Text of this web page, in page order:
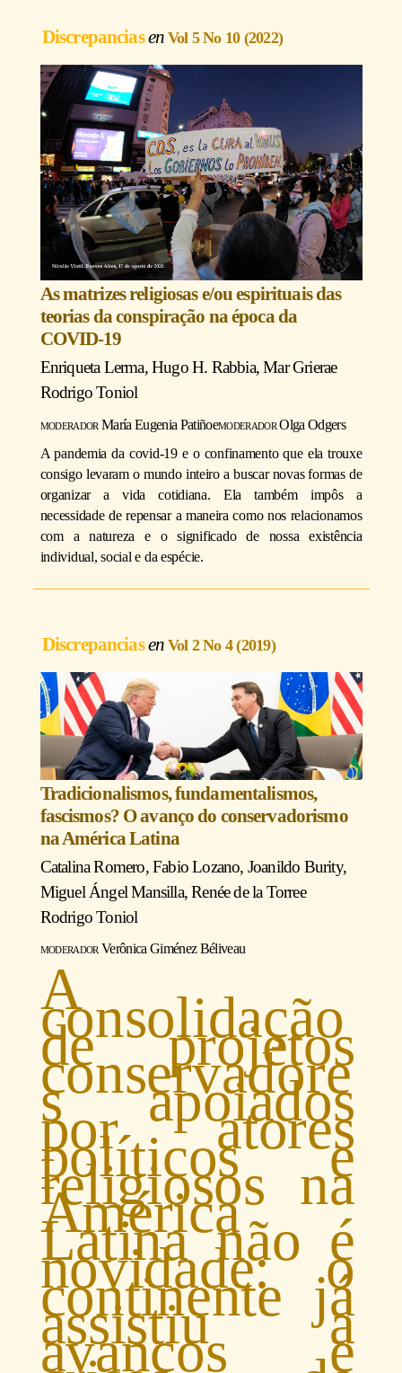
Discrepancias Vol 5 No 10 (2022)
As matrizes religiosas e/ou espirituais das
teorias da conspiração na época da
COVID-19
Enriqueta Lerma,Hugo H. Rabbia,Mar Grierae
Rodrigo Toniol
moderador María Eugenia PatiñoemoderadorOlga Odgers
A pandemia da covid-19 e o confinamento que ela trouxe
consigo levaram o mundo inteiro a buscar novas formas de
organizar a vida cotidiana. Ela também impôs a
necessidade de repensar a maneira como nos relacionamos
com a natureza e o significado de nossa existência
individual, social e da espécie.
Discrepancias Vol 2 No 4 (2019)
Tradicionalismos, fundamentalismos,
fascismos? O avanço do conservadorismo
na América Latina
Catalina Romero,Fabio Lozano, Joanildo Burity,
Miguel Ángel Mansilla,Renée de la Torree
Rodrigo Toniol
moderadorVerônica Giménez Béliveau
A
consolidação
de projetos
conservadore
s apoiados
por atores
políticos e
religiosos na
América
Latina não é
novidade: o
continente já
assistiu a
avanços e